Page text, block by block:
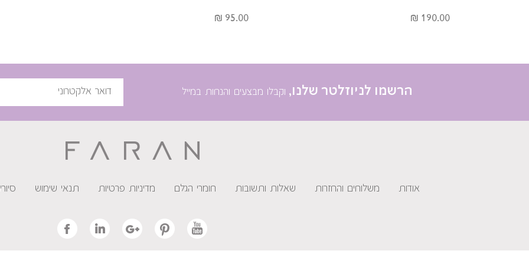
190.00 ₪
95.00 ₪
הרשמו לניוזלטר שלנו, וקבלו מבצעים והנחות במייל
אודות משלוחים והחזרות שאלות ותשובות חומרי הגלם מדיניות פרטיות תנאי שימוש